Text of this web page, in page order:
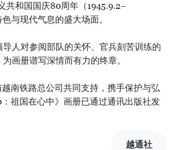
共和国国庆80周年（1945.9.2–
与现代气息的盛大场面。
人对参阅部队的关怀、官兵刻苦训练的
画册谱写深情而有力的终章。
南铁路总公司共同支持，携手保护与弘
祖国在心中》画册已通过通讯出版社发
越通社